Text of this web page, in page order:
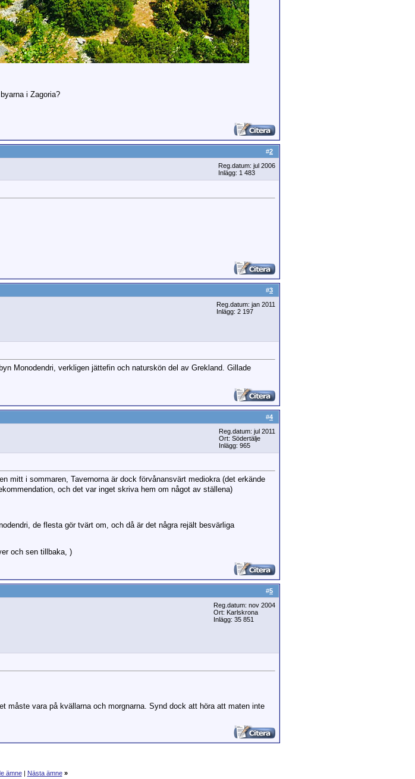
i Zagoria?
#2
Reg.datum: jul 2006
Inlägg: 1 483
#3
Reg.datum: jan 2011
Inlägg: 2 197
Monodendri, verkligen jättefin och naturskön del av Grekland. Gillade
#4
Reg.datum: jul 2011
Ort: Södertälje
Inlägg: 965
mitt i sommaren, Tavernorna är dock förvånansvärt mediokra (det erkände
och det var inget skriva hem om något av ställena)
de flesta gör tvärt om, och då är det några rejält besvärliga
och sen tillbaka, )
#5
Reg.datum: nov 2004
Ort: Karlskrona
Inlägg: 35 851
måste vara på kvällarna och morgnarna. Synd dock att höra att maten inte
ämne| Nästa ämne »